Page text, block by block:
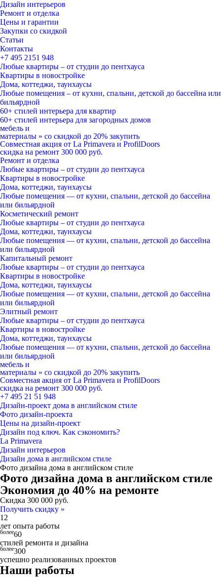
Дизайн интерьеров
Ремонт и отделка
Цены и гарантии
Закупки со скидкой
Статьи
Контакты
+7 495 2151 948
Любые квартиры – от студии до пентхауса
Квартиры в новостройке
Дома, коттеджи, таунхаусы
Любые помещения – от кухни, спальни, детской до бассейна или
бильярдной
60+ стилей интерьера для квартир
60+ стилей интерьера для загородных домов
мебель и
материалы » со скидкой до 20% закупить
Совместная акция от La Primavera и ProfilDoors
скидка на ремонт 300 000 руб.
Ремонт и отделка
Любые квартиры – от студии до пентхауса
Квартиры в новостройке
Дома, коттеджи, таунхаусы
Любые помещения — от кухни, спальни, детской до бассейна
или бильярдной
Косметический ремонт
Любые квартиры – от студии до пентхауса
Дома, коттеджи, таунхаусы
Любые помещения — от кухни, спальни, детской до бассейна
или бильярдной
Капитальный ремонт
Любые квартиры – от студии до пентхауса
Квартиры в новостройке
Дома, коттеджи, таунхаусы
Любые помещения — от кухни, спальни, детской до бассейна
или бильярдной
Элитный ремонт
Любые квартиры – от студии до пентхауса
Квартиры в новостройке
Дома, коттеджи, таунхаусы
Любые помещения — от кухни, спальни, детской до бассейна
или бильярдной
мебель и
материалы » со скидкой до 20% закупить
Совместная акция от La Primavera и ProfilDoors
скидка на ремонт 300 000 руб.
+7 495 21 51 948
Дизайн-проект дома в английском стиле
Фото дизайн-проекта
Цены на дизайн-проект
Дизайн под ключ. Как сэкономить?
La Primavera
Дизайн интерьеров
Дизайн дома в английском стиле
Фото дизайна дома в английском стиле
Фото дизайна дома в английском стиле
Экономия до 40% на ремонте
Скидка 300 000 руб.
Получить скидку »
12
лет опыта работы
более60
стилей ремонта и дизайна
более300
успешно реализованных проектов
Наши работы